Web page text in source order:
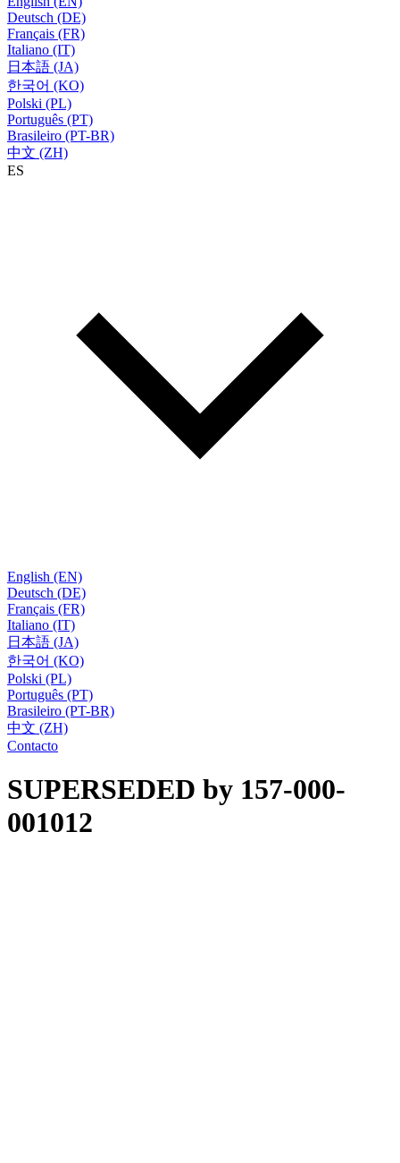
Deutsch (DE)
Français (FR)
Italiano (IT)
日本語 (JA)
한국어 (KO)
Polski (PL)
Português (PT)
Brasileiro (PT-BR)
中文 (ZH)
ES
English (EN)
Deutsch (DE)
Français (FR)
Italiano (IT)
日本語 (JA)
한국어 (KO)
Polski (PL)
Português (PT)
Brasileiro (PT-BR)
中文 (ZH)
Contacto
SUPERSEDED by 157-000-
001012